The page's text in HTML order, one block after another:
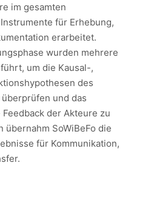
im gesamten
für Erhebung,
erarbeitet.
wurden mehrere
um die Kausal-,
des
und das
der Akteure zu
SoWiBeFo die
für Kommunikation,